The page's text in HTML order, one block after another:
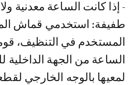
- إذا كانت الساعة معدنية
طفيفة: استخدمي قماش
المستخدم في التنظيف،
الساعة من الجهة
لمعيها بالوجه الخارجي